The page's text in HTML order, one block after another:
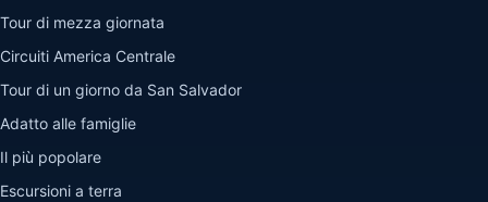
Tour di mezza giornata
Circuiti America Centrale
Tour di un giorno da San Salvador
Adatto alle famiglie
Il più popolare
Escursioni a terra